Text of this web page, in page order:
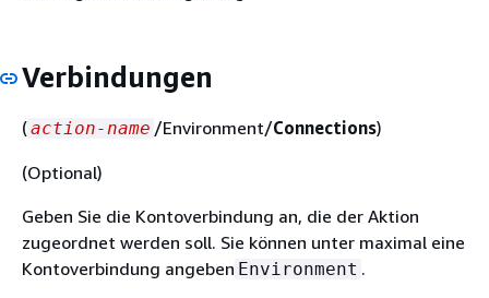
Verbindungen
(action-name /Environment/Connections)
(Optional)
Geben Sie die Kontoverbindung an, die der Aktion
zugeordnet werden soll. Sie können unter maximal eine
Kontoverbindung angeben Environment .